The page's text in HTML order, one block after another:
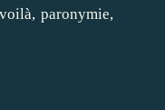
paronymie,